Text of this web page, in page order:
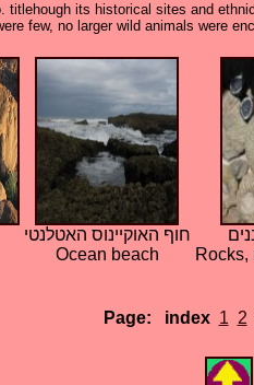
its historical sites and
few, no larger wild animals were
חוף האוקיינוס האטלנטי
Ocean beach
Rocks,
Page: index 1 2